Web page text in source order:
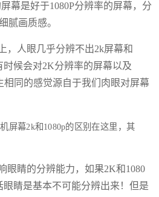
幕是好于1080P分辨率的屏幕，分
腻画质感。
，人眼几乎分辨不出2k屏幕和
时候会对2K分辨率的屏幕以及
相同的感觉源自于我们肉眼对屏幕
眼睛的分辨能力，如果2K和1080
睛是基本不可能分辨出来！但是